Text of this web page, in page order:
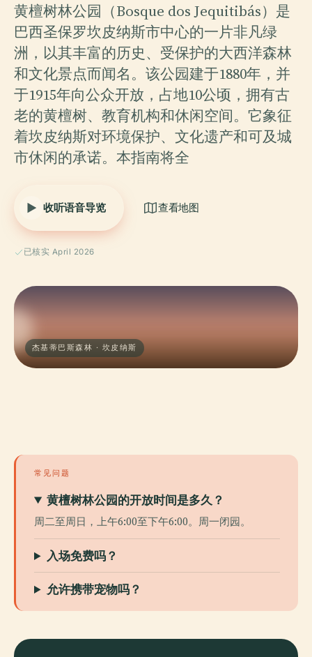
黄檀树林公园（Bosque dos Jequitibás）是
巴西圣保罗坎皮纳斯市中心的一片非凡绿
洲，以其丰富的历史、受保护的大西洋森林
和文化景点而闻名。该公园建于1880年，并
于1915年向公众开放，占地10公顷，拥有古
老的黄檀树、教育机构和休闲空间。它象征
着坎皮纳斯对环境保护、文化遗产和可及城
市休闲的承诺。本指南将全
收听语音导览 查看地图
已核实 April 2026
杰基蒂巴斯森林 · 坎皮纳斯
常见问题
黄檀树林公园的开放时间是多久？
周二至周日，上午6:00至下午6:00。周一闭园。
入场免费吗？
允许携带宠物吗？